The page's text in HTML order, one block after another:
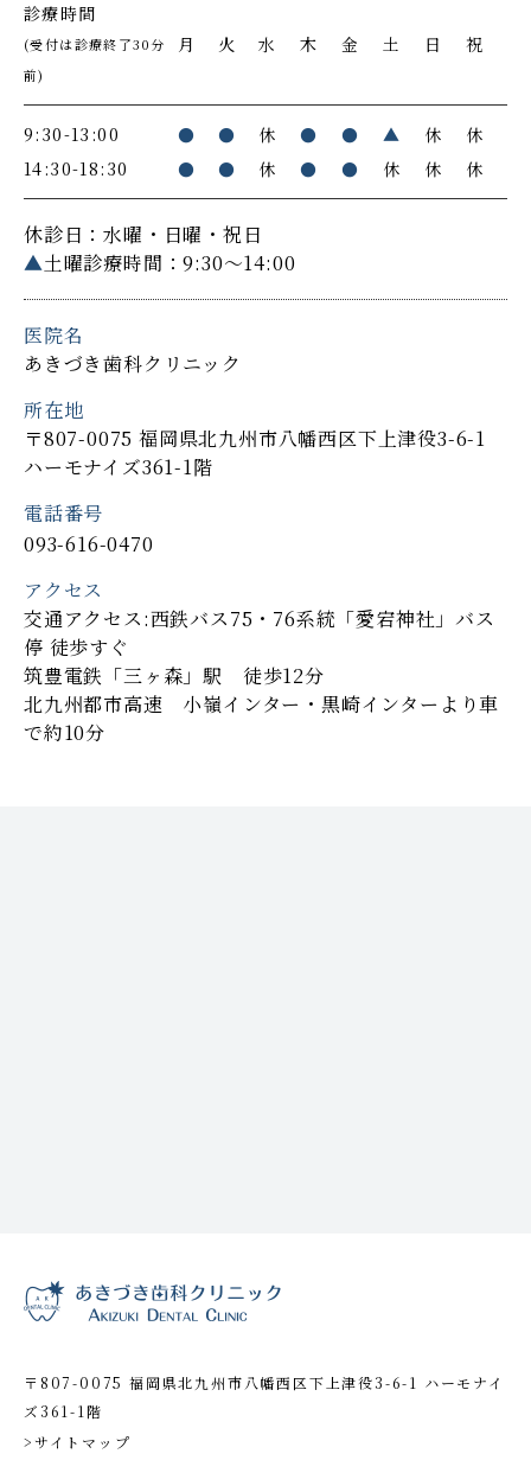
診療時間
(受付は診療終了30分
前)
月 火 水 木 金 土 日 祝
9:30-13:00 ● ● 休 ● ● ▲ 休
休
14:30-18:30
● ● 休 ● ● 休 休 休
休診日：水曜・日曜・祝日
▲土曜診療時間：9:30～14:00
医院名
あきづき歯科クリニック
所在地
〒807-0075 福岡県北九州市八幡西区下上津役3-6-1
ハーモナイズ361-1階
電話番号
093-616-0470
アクセス
交通アクセス:西鉄バス75・76系統「愛宕神社」バス
停 徒歩すぐ
筑豊電鉄「三ヶ森」駅 徒歩12分
北九州都市高速 小嶺インター・黒崎インターより車
で約10分
〒807-0075 福岡県北九州市八幡西区下上津役3-6-1 ハーモナイ
ズ361-1階
>サイトマップ